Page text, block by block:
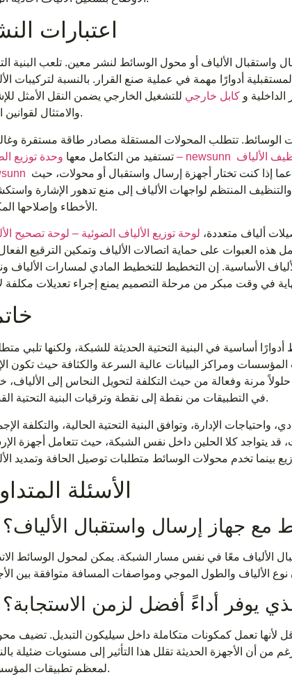
اعتبارات
واستقبال الألياف أو محول الوسائط لنشر معين. تلعب البنية
أدوارًا مهمة في عملية صنع القرار. بالنسبة لتركيبات
الداخلية و كابل خارجي للتشغيل الخارجي يضمن النقل الأمثل
والامتثال لقوانين البناء.
الوسائط. تتطلب المحولات المستقلة مصادر طاقة مستقرة
تستفيد من التكامل معها وحدة توزيع الطاقة – newsunn الألياف –
المنتظم لواجهات الألياف إلى منع تدهور الإشارة
الأخطاء وإصلاحها المكلفة.
ألياف متعددة،
هذه العبوات على حماية اتصالات الألياف وتمكين الترقيع
الأساسية. إن التخطيط للتخطيط المادي لمسارات الألياف
أساسية في البنية التحتية الحديثة للشبكة، ولكنها تلبي
المؤسسات ومراكز البيانات عالية السرعة والكثافة حيث تكون
مرنة وفعالة من حيث التكلفة لتحويل النحاس إلى الألياف،
في التطبيقات من نقطة إلى نقطة وترقيات البنية التحتية القديمة.
الإدارة، وتوافق البنية التحتية الحالية، والتكلفة
قد يتواجد كلا الحلين داخل نفس الشبكة، حيث تتعامل أجهزة
الأسئلة
الألياف معًا في نفس مسار الشبكة. يمكن لمحول الوسائط
لأنها تعمل كمكونات متكاملة داخل سيليكون التبديل. تضيف
من أن الأجهزة الحديثة تقلل هذا التأثير إلى مستويات ضئيلة
لمعظم تطبيقات المؤسسات.